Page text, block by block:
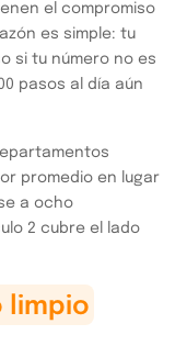
el compromiso
es simple: tu
si tu número no es
pasos al día aún
promedio en lugar
a ocho
2 cubre el lado
limpio